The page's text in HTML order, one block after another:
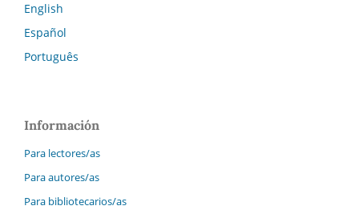
English
Español
Português
Información
Para lectores/as
Para autores/as
Para bibliotecarios/as